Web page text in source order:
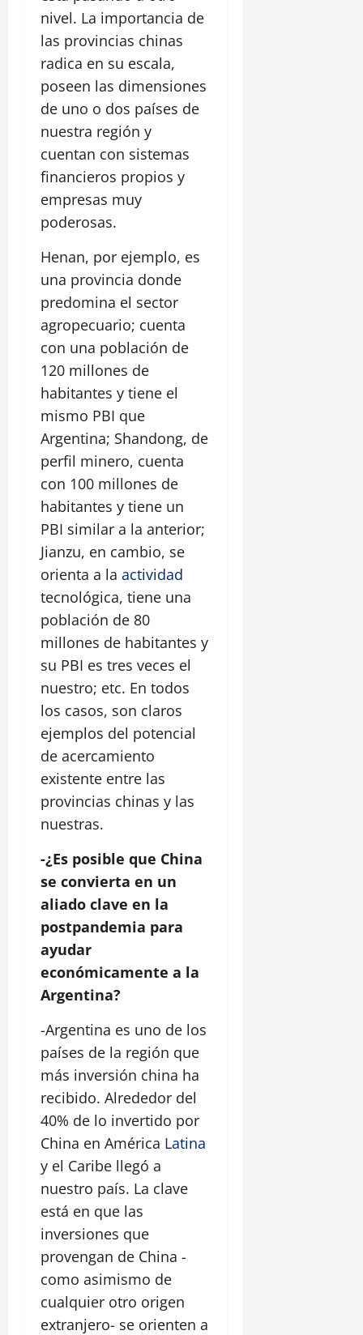
nivel. La importancia de
las provincias chinas
radica en su escala,
poseen las dimensiones
de uno o dos países de
nuestra región y
cuentan con sistemas
financieros propios y
empresas muy
poderosas.
Henan, por ejemplo, es
una provincia donde
predomina el sector
agropecuario; cuenta
con una población de
120 millones de
habitantes y tiene el
mismo PBI que
Argentina; Shandong, de
perfil minero, cuenta
con 100 millones de
habitantes y tiene un
PBI similar a la anterior;
Jianzu, en cambio, se
orienta a la actividad
tecnológica, tiene una
población de 80
millones de habitantes y
su PBI es tres veces el
nuestro; etc. En todos
los casos, son claros
ejemplos del potencial
de acercamiento
existente entre las
provincias chinas y las
nuestras.
-¿Es posible que China
se convierta en un
aliado clave en la
postpandemia para
ayudar
económicamente a la
Argentina?
-Argentina es uno de los
países de la región que
más inversión china ha
recibido. Alrededor del
40% de lo invertido por
China en América Latina
y el Caribe llegó a
nuestro país. La clave
está en que las
inversiones que
provengan de China -
como asimismo de
cualquier otro origen
extranjero- se orienten a